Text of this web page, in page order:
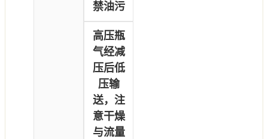
禁油污
高压瓶
气经减
压后低
压输
送，注
意干燥
与流量